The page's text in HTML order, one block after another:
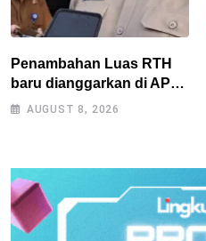
Penambahan Luas RTH
baru dianggarkan di APBD
2027, Walikota tidak
AUGUST 8, 2026